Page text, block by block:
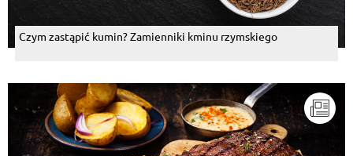
Czym zastąpić kumin? Zamienniki kminu rzymskiego